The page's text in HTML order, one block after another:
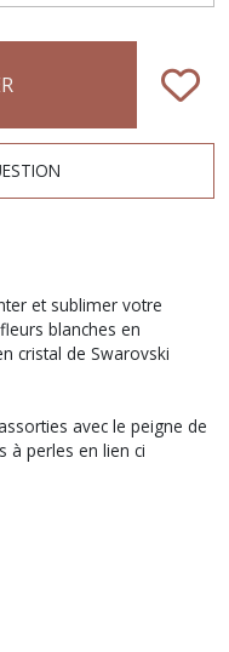
et sublimer votre
blanches en
cristal de Swarovski
avec le peigne de
à perles en lien ci